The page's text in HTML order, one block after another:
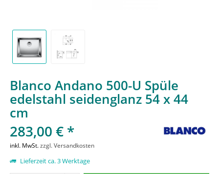
Blanco Andano 500-U Spüle
edelstahl seidenglanz 54 x 44
cm
283,00 € *
inkl. MwSt.zzgl. Versandkosten
Lieferzeit ca. 3 Werktage